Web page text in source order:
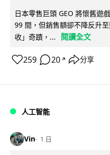
日本零售巨頭 GEO 將懷舊遊
99 間，但銷售額卻不降反升
收」奇蹟，...
閱讀全文
259 20 ↗ 分享
人工智能
Vin 1 日